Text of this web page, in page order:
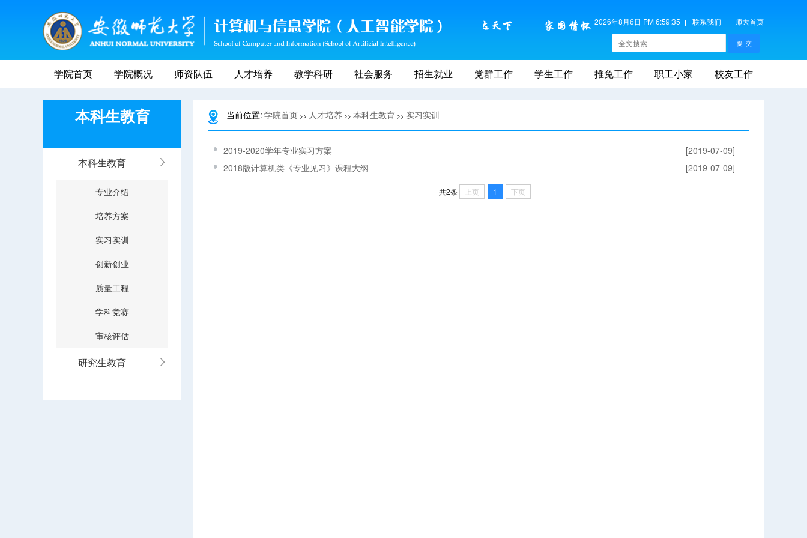
2026年8月6日 PM 6:59:35 联系我们 师大首页
学院首页 学院概况 师资队伍 人才培养 教学科研 社会服务 招生就业 党群工作 学生工作 推免工作 职工小家 校友工作
本科生教育
本科生教育
专业介绍
培养方案
实习实训
创新创业
质量工程
学科竞赛
审核评估
研究生教育
当前位置: 学院首页 >> 人才培养 >> 本科生教育 >> 实习实训
2019-2020学年专业实习方案
[2019-07-09]
2018版计算机类《专业见习》课程大纲
[2019-07-09]
共2条 上页 1 下页